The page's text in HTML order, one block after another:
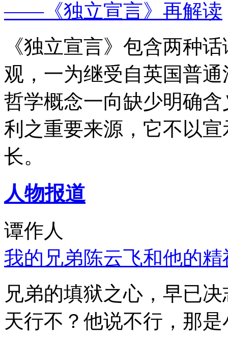
——《独立宣言》再解读
《独立宣言》包含两种
观，一为继受自英国普
哲学概念一向缺少明确
利之重要来源，它不以
长。
人物报道
谭作人
我的兄弟陈云飞和他的
兄弟的填狱之心，早已
天行不？他说不行，那